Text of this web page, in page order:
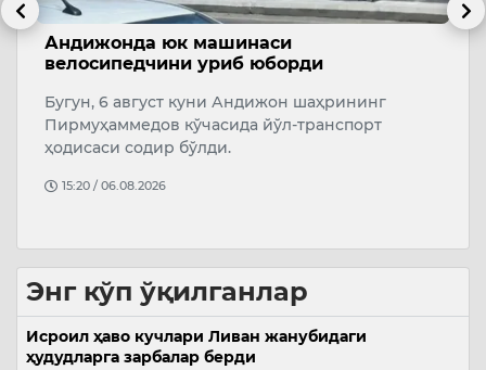
Андижонда юк машинаси
велосипедчини уриб юборди
Бугун, 6 август куни Андижон шаҳрининг
Пирмуҳаммедов кўчасида йўл-транспорт
ҳодисаси содир бўлди.
15:20 / 06.08.2026
Энг кўп ўқилганлар
Исроил ҳаво кучлари Ливан жанубидаги
ҳудудларга зарбалар берди